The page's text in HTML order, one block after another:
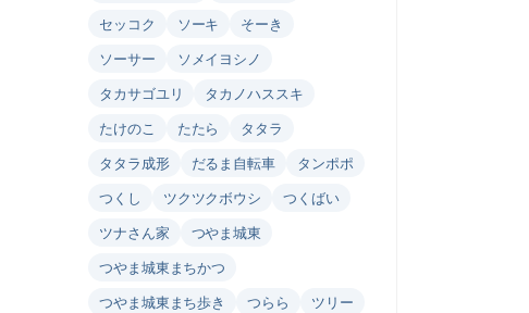
セッコク
ソーキ
そーき
ソーサー
ソメイヨシノ
タカサゴユリ
タカノハススキ
たけのこ
たたら
タタラ
タタラ成形
だるま自転車
タンポポ
つくし
ツクツクボウシ
つくばい
ツナさん家
つやま城東
つやま城東まちかつ
つやま城東まち歩き
つらら
ツリー